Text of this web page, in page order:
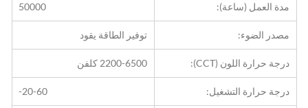
مدة العمل (ساعة): 50000
مصدر الضوء: توفير الطاقة يقود
درجة حرارة اللون (CCT): 2200-6500 كلفن
درجة حرارة التشغيل: -20-60